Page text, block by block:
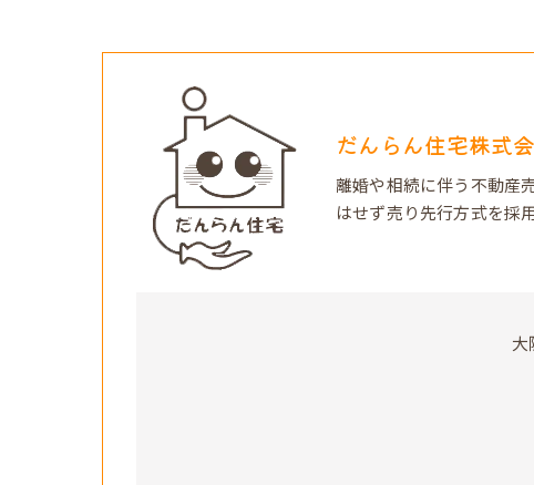
だんらん住宅株式
離婚や相続に伴う不動産
はせず売り先行方式を採